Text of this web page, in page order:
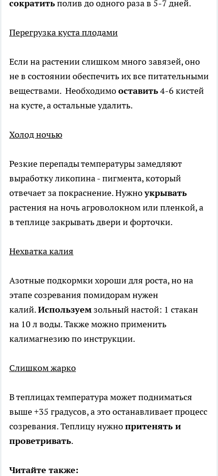
сократитьполив до одного раза в 5-7 дней.
Перегрузка куста плодами
Если на растении слишком много завязей, оно
не в состоянии обеспечить их все питательными
веществами. Необходимооставить4-6 кистей
на кусте, а остальные удалить.
Холод ночью
Резкие перепады температуры замедляют
выработку ликопина - пигмента, который
отвечает за покраснение. Нужноукрывать
растения на ночь агроволокном или пленкой, а
в теплице закрывать двери и форточки.
Нехватка калия
Азотные подкормки хороши для роста, но на
этапе созревания помидорам нужен
калий.Используем зольный настой: 1 стакан
на 10 л воды. Также можно применить
калимагнезию по инструкции.
Слишком жарко
В теплицах температура может подниматься
выше +35 градусов, а это останавливает процесс
созревания. Теплицу нужнопритенять и
проветривать.
Читайте также: